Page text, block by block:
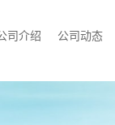
司介绍 公司动态